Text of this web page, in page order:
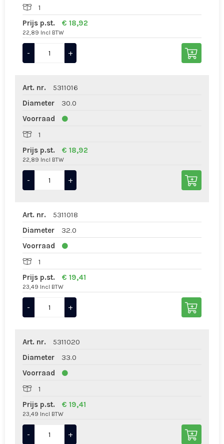
1
Prijs p.st.
€ 18,92
22,89 Incl BTW
- +
Art. nr.
5311016
Diameter
30.0
Voorraad
1
Prijs p.st.
€ 18,92
22,89 Incl BTW
- +
Art. nr.
5311018
Diameter
32.0
Voorraad
1
Prijs p.st.
€ 19,41
23,49 Incl BTW
- +
Art. nr.
5311020
Diameter
33.0
Voorraad
1
Prijs p.st.
€ 19,41
23,49 Incl BTW
- +